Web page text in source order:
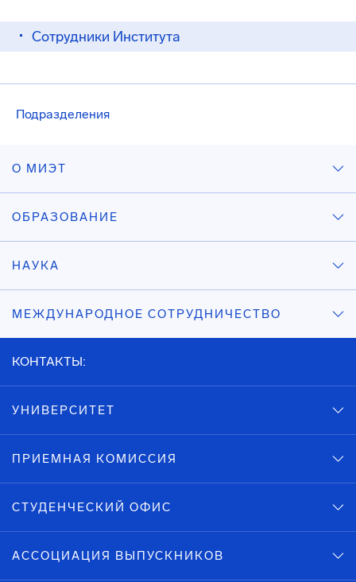
Сотрудники Института
Подразделения
О МИЭТ
ОБРАЗОВАНИЕ
НАУКА
МЕЖДУНАРОДНОЕ СОТРУДНИЧЕСТВО
КОНТАКТЫ:
УНИВЕРСИТЕТ
ПРИЕМНАЯ КОМИССИЯ
СТУДЕНЧЕСКИЙ ОФИС
АССОЦИАЦИЯ ВЫПУСКНИКОВ